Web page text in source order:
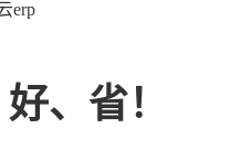
erp
、省！